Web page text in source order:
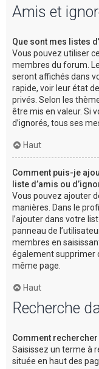
Amis et
Que sont mes listes
Vous pouvez utiliser
membres du forum.
seront affichés dans
rapide, voir leur état
privés. Selon les
être mis en valeur. Si
d’ignorés, tous ses
Haut
Comment puis-je
liste d’amis ou
Vous pouvez ajouter
manières. Dans le
l’ajouter dans votre
panneau de
membres en
également supprimer
même page.
Haut
Recherche
Comment
Saisissez un terme à
située en haut des